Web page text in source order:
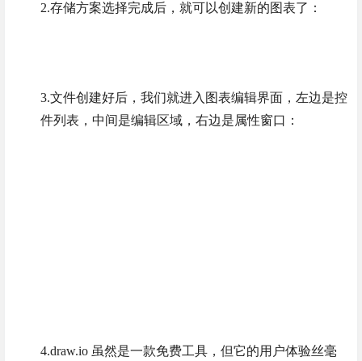
2.存储方案选择完成后，就可以创建新的图表了：
3.文件创建好后，我们就进入图表编辑界面，左边是控
件列表，中间是编辑区域，右边是属性窗口：
4.draw.io 虽然是一款免费工具，但它的用户体验丝毫